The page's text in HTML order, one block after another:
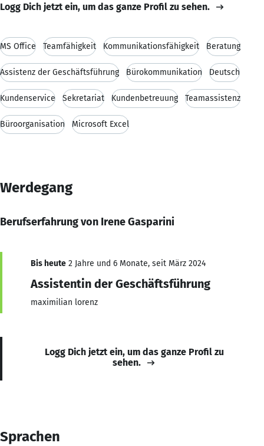
Logg Dich jetzt ein, um das ganze Profil zu sehen.
MS Office Teamfähigkeit Kommunikationsfähigkeit Beratung
Assistenz der Geschäftsführung Bürokommunikation Deutsch
Kundenservice Sekretariat Kundenbetreuung Teamassistenz
Büroorganisation Microsoft Excel
Werdegang
Berufserfahrung von Irene Gasparini
Bis heute 2 Jahre und 6 Monate, seit März 2024
Assistentin der Geschäftsführung
maximilian lorenz
Logg Dich jetzt ein, um das ganze Profil zu
sehen.
Sprachen